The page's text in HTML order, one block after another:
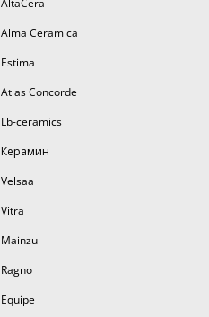
AltaCera
Alma Ceramica
Estima
Atlas Concorde
Lb-ceramics
Керамин
Velsaa
Vitra
Mainzu
Ragno
Equipe